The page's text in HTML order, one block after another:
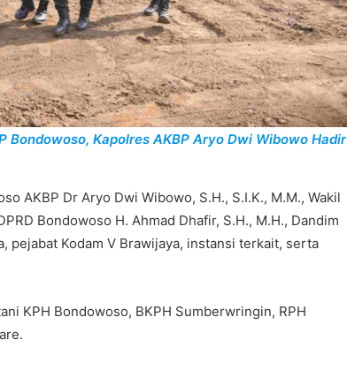
Bondowoso, Kapolres AKBP Aryo Dwi Wibowo Hadir
AKBP Dr Aryo Dwi Wibowo, S.H., S.I.K., M.M., Wakil
Bondowoso H. Ahmad Dhafir, S.H., M.H., Dandim
pejabat Kodam V Brawijaya, instansi terkait, serta
KPH Bondowoso, BKPH Sumberwringin, RPH